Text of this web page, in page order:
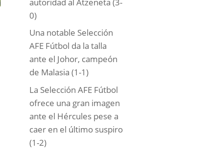
0)
Una notable Selección
AFE Fútbol da la talla
ante el Johor, campeón
de Malasia (1-1)
La Selección AFE Fútbol
ofrece una gran imagen
ante el Hércules pese a
caer en el último suspiro
(1-2)